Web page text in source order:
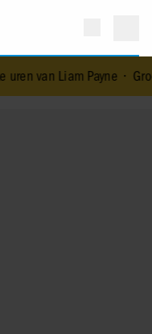
Payne• Groot verdriet